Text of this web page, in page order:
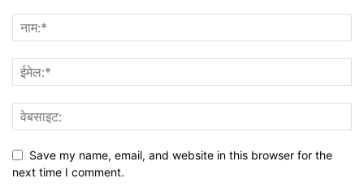
Save my name, email, and website in this browser for the
next time I comment.